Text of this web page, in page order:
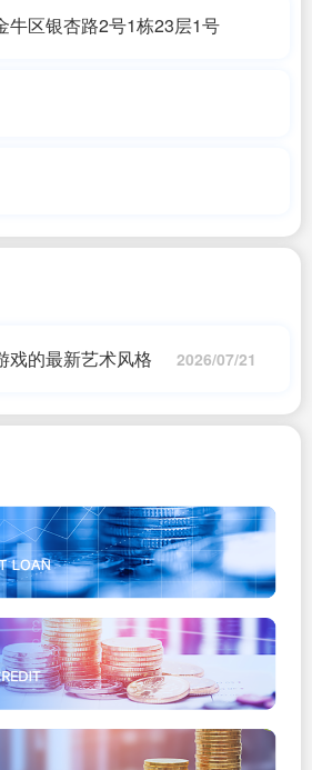
牛区银杏路2号1栋23层1号
戏的最新艺术风格 2026/07/21